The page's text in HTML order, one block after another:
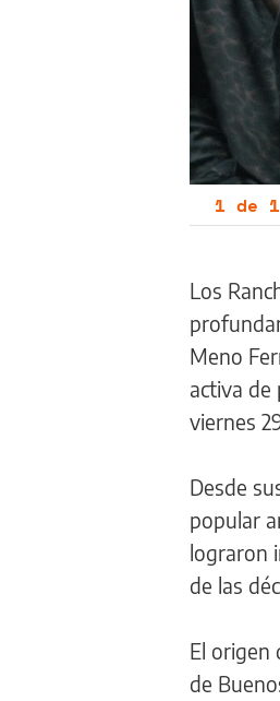
1 de 1
Los
Meno
activa de
viernes
Desde
popular
lograron
de las
El origen
de